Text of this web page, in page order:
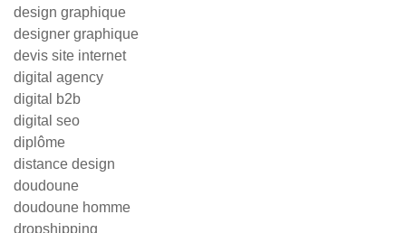
design graphique
designer graphique
devis site internet
digital agency
digital b2b
digital seo
diplôme
distance design
doudoune
doudoune homme
dropshipping